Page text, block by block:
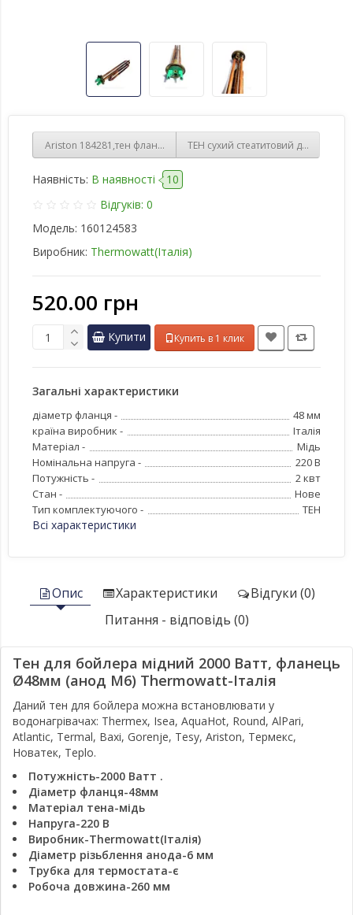
Ariston 184281,тен фланцевий Ø48мм 2000 Ватт,мідний для
ТЕН сухий стеатитовий для
Наявність: В наявності
10
Відгуків: 0
Модель: 160124583
Виробник: Thermowatt(Італія)
520.00 грн
Купити Купить в 1 клик
Загальні характеристики
діаметр фланця -
48 мм
країна виробник -
Італія
Матеріал -
Мідь
Номінальна напруга -
220 В
Потужність -
2 квт
Стан -
Нове
Тип комплектуючого -
ТЕН
Всі характеристики
Опис Характеристики
Відгуки (0)
Питання - відповідь (0)
Тен для бойлера мідний 2000 Ватт, фланець
Ø48мм (анод М6) Thermowatt-Італія
Даний тен для бойлера можна встановлювати у
водонагрівачах: Thermex, Isea, AquaHot, Round, AlPari,
Atlantic, Termal, Baxi, Gorenje, Tesy, Ariston, Термекс,
Новатек, Teplo.
Потужність-2000 Ватт .
Діаметр фланця-48мм
Матеріал тена-мідь
Напруга-220 В
Виробник-Thermowatt(Італія)
Діаметр різьблення анода-6 мм
Трубка для термостата-є
Робоча довжина-260 мм